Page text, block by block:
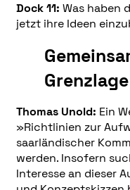
Dock 11: Was haben
jetzt ihre Ideen
Thomas Unold: Ein
»Richtlinien zur
saarländischer
werden. Insofern
Interesse an dieser